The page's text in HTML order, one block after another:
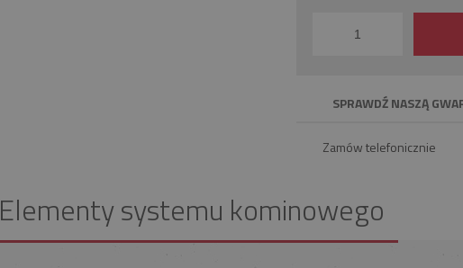
SPRAWDŹ NASZĄ
Zamów telefonicznie
Elementy systemu kominowego